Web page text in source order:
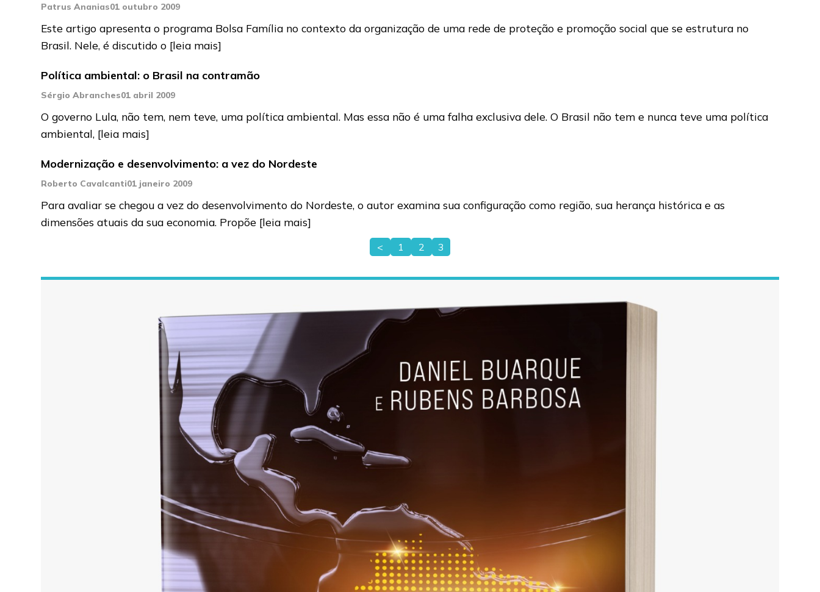
Patrus Ananias01 outubro 2009
Este artigo apresenta o programa Bolsa Família no contexto da organização de uma rede de proteção e promoção social que se estrutura no
Brasil. Nele, é discutido o [leia mais]
Política ambiental: o Brasil na contramão
Sérgio Abranches01 abril 2009
O governo Lula, não tem, nem teve, uma política ambiental. Mas essa não é uma falha exclusiva dele. O Brasil não tem e nunca teve uma política
ambiental, [leia mais]
Modernização e desenvolvimento: a vez do Nordeste
Roberto Cavalcanti01 janeiro 2009
Para avaliar se chegou a vez do desenvolvimento do Nordeste, o autor examina sua configuração como região, sua herança histórica e as
dimensões atuais da sua economia. Propõe [leia mais]
Paginação
de
< 1 2 3